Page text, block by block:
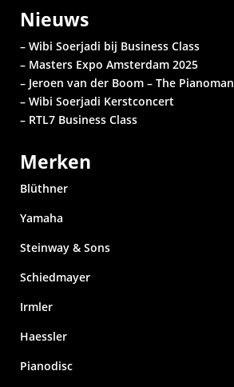
Nieuws
– Wibi Soerjadi bij Business Class
– Masters Expo Amsterdam 2025
– Jeroen van der Boom – The Pianoman
– Wibi Soerjadi Kerstconcert
– RTL7 Business Class
Merken
Blüthner
Yamaha
Steinway & Sons
Schiedmayer
Irmler
Haessler
Pianodisc